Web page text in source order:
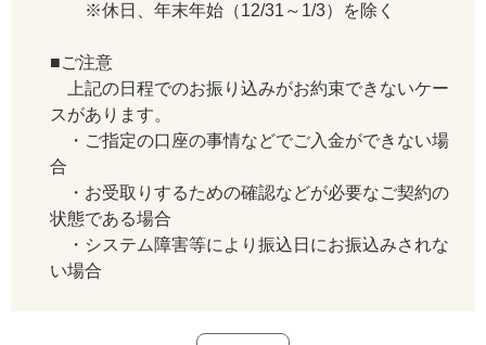
※休日、年末年始（12/31～1/3）を除く
■ご注意
上記の日程でのお振り込みがお約束できないケー
スがあります。
・ご指定の口座の事情などでご入金ができない場
合
・お受取りするための確認などが必要なご契約の
状態である場合
・システム障害等により振込日にお振込みされな
い場合